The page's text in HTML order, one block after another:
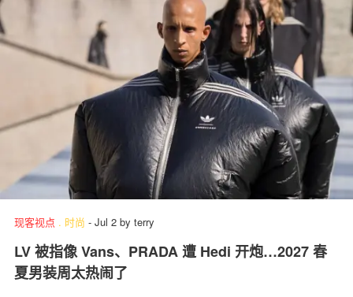
现客视点 . 时尚 - Jul 2 by terry
LV 被指像 Vans、PRADA 遭 Hedi 开炮…2027 春
夏男装周太热闹了